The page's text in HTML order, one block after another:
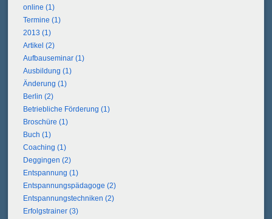
online (1)
Termine (1)
2013 (1)
Artikel (2)
Aufbauseminar (1)
Ausbildung (1)
Änderung (1)
Berlin (2)
Betriebliche Förderung (1)
Broschüre (1)
Buch (1)
Coaching (1)
Deggingen (2)
Entspannung (1)
Entspannungspädagoge (2)
Entspannungstechniken (2)
Erfolgstrainer (3)